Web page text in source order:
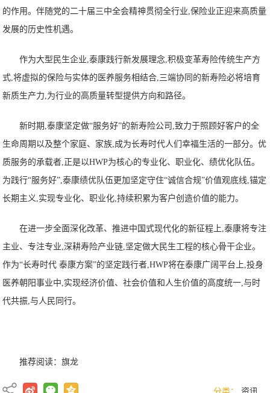
的作用。伴随党的二十届三中全会精神贯彻全行业,保险业正迎来高质量
发展的历史性机遇。
作为大型民生企业,泰康践行新发展理念,积极变革寿险传统生产方
式,将虚拟的保险与实体的医养服务相结合,三端协同的新寿险必将培育
新质生产力,为行业的高质量转型提供方向和路径。
新时期,泰康坚定做“服务好”的新寿险公司,致力于照顾好客户的全
生命周期以及整个家庭、家族,成为长寿时代人们幸福生活的一部分。优
质服务的承载者,正是以HWP为核心的专业化、职业化、绩优化队伍。
为践行“服务好”,泰康绩优队伍更加坚定守住“诚信合规”价值观底线,锚定
长期主义,实现专业化、职业化,持续积累为客户创造价值的能力。
在进一步全面深化改革、推进中国式现代化的新征程上,泰康将专注
主业、专注专业,深耕寿险产业链,坚定做大民生工程的核心骨干企业。
作为“长寿时代 泰康方案”的坚定践行者,HWP将在泰康广阔平台上,投身
医养朝阳事业中,实现经济价值、社会价值和人生价值的高度统一,与时
代共振,与人民同行。
推荐阅读：旗龙